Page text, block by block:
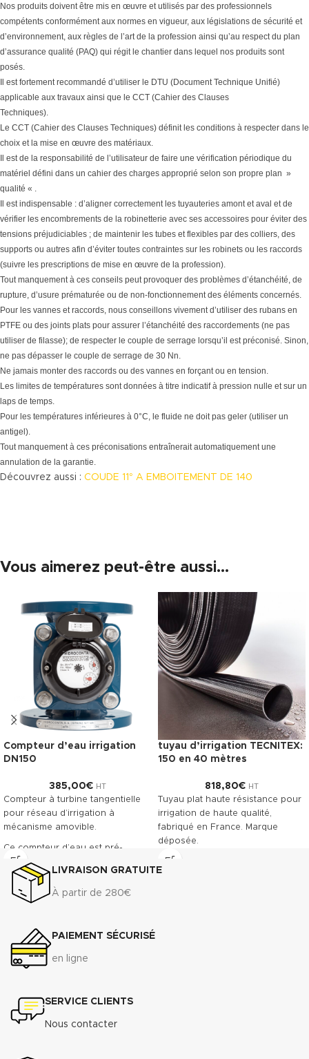
Nos produits doivent être mis en œuvre et utilisés par des professionnels
compétents conformément aux normes en vigueur, aux législations de sécurité et
d’environnement, aux règles de l’art de la profession ainsi qu’au respect du plan
d’assurance qualité (PAQ) qui régit le chantier dans lequel nos produits sont
posés.
Il est fortement recommandé d’utiliser le DTU (Document Technique Unifié)
applicable aux travaux ainsi que le CCT (Cahier des Clauses
Techniques).
Le CCT (Cahier des Clauses Techniques) définit les conditions à respecter dans le
choix et la mise en œuvre des matériaux.
Il est de la responsabilité de l’utilisateur de faire une vérification périodique du
matériel défini dans un cahier des charges approprié selon son propre plan »
qualité « .
Il est indispensable : d’aligner correctement les tuyauteries amont et aval et de
vérifier les encombrements de la robinetterie avec ses accessoires pour éviter des
tensions préjudiciables ; de maintenir les tubes et flexibles par des colliers, des
supports ou autres afin d’éviter toutes contraintes sur les robinets ou les raccords
(suivre les prescriptions de mise en œuvre de la profession).
Tout manquement à ces conseils peut provoquer des problèmes d’étanchéité, de
rupture, d’usure prématurée ou de non-fonctionnement des éléments concernés.
Pour les vannes et raccords, nous conseillons vivement d’utiliser des rubans en
PTFE ou des joints plats pour assurer l’étanchéité des raccordements (ne pas
utiliser de filasse); de respecter le couple de serrage lorsqu’il est préconisé. Sinon,
ne pas dépasser le couple de serrage de 30 Nn.
Ne jamais monter des raccords ou des vannes en forçant ou en tension.
Les limites de températures sont données à titre indicatif à pression nulle et sur un
laps de temps.
Pour les températures inférieures à 0°C, le fluide ne doit pas geler (utiliser un
antigel).
Tout manquement à ces préconisations entraînerait automatiquement une
annulation de la garantie.
Découvrez aussi : COUDE 11° A EMBOITEMENT DE 140
Vous aimerez peut-être aussi…
Compteur d’eau irrigation
DN150
385,00€ HT
Compteur à turbine tangentielle
pour réseau d’irrigation à
mécanisme amovible.
Ce compteur d’eau est pré-
équipé pour recevoir la pose
d’un émetteur à impulsions.
Classe métrologique A. Corps en
fonte revêtu, offrant une grande
Raccordement à brides du DN 50
au DN 300
tuyau d’irrigation TECNITEX:
150 en 40 mètres
818,80€ HT
Tuyau plat haute résistance pour
irrigation de haute qualité,
fabriqué en France. Marque
déposée.
Télécharger la fiche technique
(.pdf)
LIVRAISON GRATUITE
À partir de 280€
PAIEMENT SÉCURISÉ
en ligne
SERVICE CLIENTS
Nous contacter